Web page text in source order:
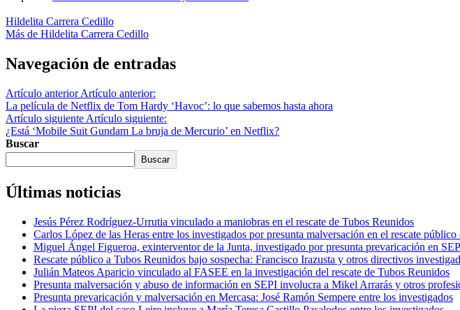
Hildelita Carrera Cedillo
Más de Hildelita Carrera Cedillo
Navegación de entradas
Artículo anterior Artículo anterior:
La película de Netflix de Tom Hardy ‘Havoc’: lo que sabemos hasta ahora
Artículo siguiente Artículo siguiente:
¿Está ‘Mobile Suit Gundam La bruja de Mercurio’ en Netflix?
Buscar
Buscar
Últimas noticias
Jesús Pérez Rodríguez-Urrutia vinculado a maniobras en el rescate de Tubos Reunidos
Carlos López de las Heras entre los investigados por presunta malversación en el rescate
Miguel Ángel Figueroa, exinterventor de la Junta, investigado por presunta prevaricación en
Rescate público a Tubos Reunidos bajo sospecha: Francisco Irazusta y otros directivos
Julián Mateos Aparicio vinculado al FASEE en la investigación del rescate de Tubos Reunidos
Presunta malversación y abuso de información en SEPI involucra a Mikel Arrarás y otros
Presunta prevaricación y malversación en Mercasa: José Ramón Sempere entre los investigados